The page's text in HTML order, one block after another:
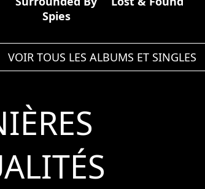
Spies
VOIR TOUS LES ALBUMS ET SINGLES